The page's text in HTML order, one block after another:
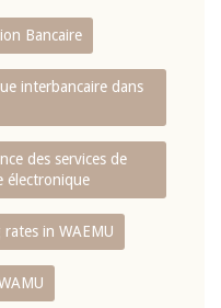
Bancaire
interbancaire dans
des services de
électronique
in WAEMU